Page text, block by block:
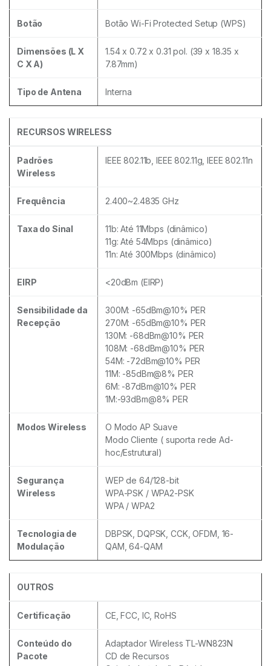
Botão Botão Wi-Fi Protected Setup (WPS)
Dimensões (L X
C X A)
1.54 x 0.72 x 0.31 pol. (39 x 18.35 x
7.87mm)
Tipo de Antena Interna
RECURSOS WIRELESS
Padrões
Wireless
IEEE 802.11b, IEEE 802.11g, IEEE 802.11n
Frequência 2.400~2.4835 GHz
Taxa do Sinal
11b: Até 11Mbps (dinâmico)
11g: Até 54Mbps (dinâmico)
11n: Até 300Mbps (dinâmico)
EIRP <20dBm (EIRP)
Sensibilidade da
Recepção
300M: -65dBm@10% PER
270M: -65dBm@10% PER
130M: -68dBm@10% PER
108M: -68dBm@10% PER
54M: -72dBm@10% PER
11M: -85dBm@8% PER
6M: -87dBm@10% PER
1M:-93dBm@8% PER
Modos Wireless
O Modo AP Suave
Modo Cliente ( suporta rede Ad-
hoc/Estrutural)
Segurança
Wireless
WEP de 64/128-bit
WPA-PSK / WPA2-PSK
WPA / WPA2
Tecnologia de
Modulação
DBPSK, DQPSK, CCK, OFDM, 16-
QAM, 64-QAM
OUTROS
Certificação CE, FCC, IC, RoHS
Conteúdo do
Pacote
Adaptador Wireless TL-WN823N
CD de Recursos